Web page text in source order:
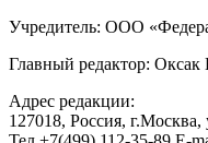
Учредитель: ООО
Главный редактор: Оксак
Адрес редакции:
127018, Россия, г.Москва,